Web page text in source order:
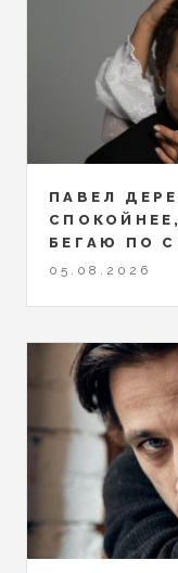
ПАВЕЛ
БЕГАЮ ПО
05.08.2026